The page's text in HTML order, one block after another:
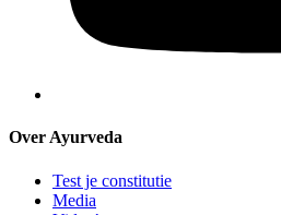
Over Ayurveda
Test je constitutie
Media